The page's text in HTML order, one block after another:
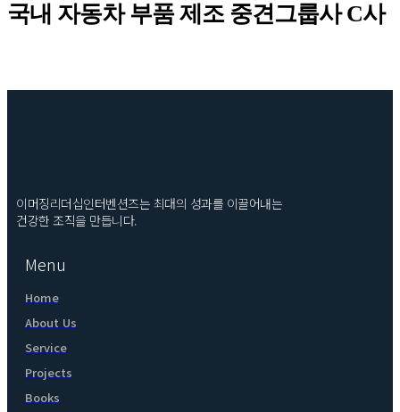
국내 자동차 부품 제조 중견그룹사 C사
이머징리더십인터벤션즈는 최대의 성과를 이끌어내는
건강한 조직을 만듭니다.
Menu
Home
About Us
Service
Projects
Books